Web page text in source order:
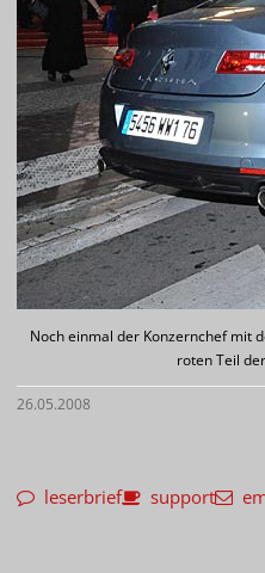
Noch einmal der Konzernchef mit
roten Teil
26.05.2008
leserbrief support